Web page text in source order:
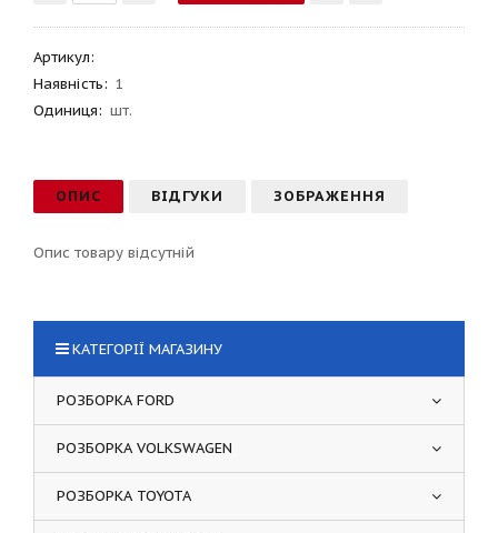
Артикул:
Наявність: 1
Одиниця: шт.
ОПИС ВІДГУКИ ЗОБРАЖЕННЯ
Опис товару відсутній
КАТЕГОРІЇ МАГАЗИНУ
РОЗБОРКА FORD
РОЗБОРКА VOLKSWAGEN
РОЗБОРКА TOYOTA